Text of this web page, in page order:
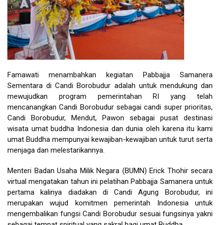
Famawati menambahkan kegiatan Pabbajja Samanera
Sementara di Candi Borobudur adalah untuk mendukung dan
mewujudkan program pemerintahan RI yang telah
mencanangkan Candi Borobudur sebagai candi super prioritas,
Candi Borobudur, Mendut, Pawon sebagai pusat destinasi
wisata umat buddha Indonesia dan dunia oleh karena itu kami
umat Buddha mempunyai kewajiban-kewajiban untuk turut serta
menjaga dan melestarikannya.
Menteri Badan Usaha Milik Negara (BUMN) Erick Thohir secara
virtual mengatakan tahun ini pelatihan Pabbajja Samanera untuk
pertama kalinya diadakan di Candi Agung Borobudur, ini
merupakan wujud komitmen pemerintah Indonesia untuk
mengembalikan fungsi Candi Borobudur sesuai fungsinya yakni